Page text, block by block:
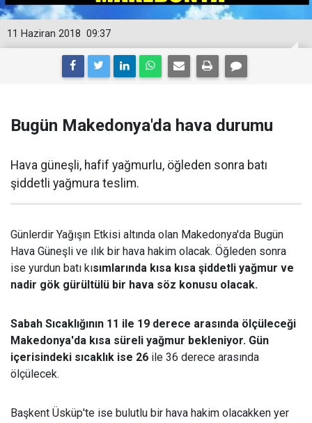
09:37
11 Haziran 2018
Bugün Makedonya'da hava durumu
Hava güneşli, hafif yağmurlu, öğleden sonra batı
şiddetli yağmura teslim.
Günlerdir Yağışın Etkisi altında olan Makedonya'da Bugün
Hava Güneşli ve ılık bir hava hakim olacak. Öğleden sonra
ise yurdun batı kısımlarında kısa kısa şiddetli yağmur ve
nadir gök gürültülü bir hava söz konusu olacak.
Sabah Sıcaklığının 11 ile 19 derece arasında ölçüleceği
Makedonya'da kısa süreli yağmur bekleniyor. Gün
içerisindeki sıcaklık ise 26 ile 36 derece arasında
ölçülecek.
Başkent Üsküp'te ise bulutlu bir hava hakim olacakken yer